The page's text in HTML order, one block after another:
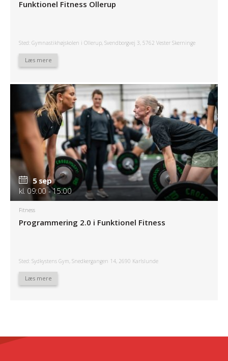
Funktionel Fitness Ollerup
Sted: Gymnastikhøjskolen i Ollerup, Svendborgvej 3, 5762 Vester Skerninge
Læs mere
5 sep
kl. 09:00 - 15:00
Fitness
Programmering 2.0 i Funktionel Fitness
Sted: Sydkystens Gym, Snedkergangen 14, 2690 Karlslunde
Læs mere